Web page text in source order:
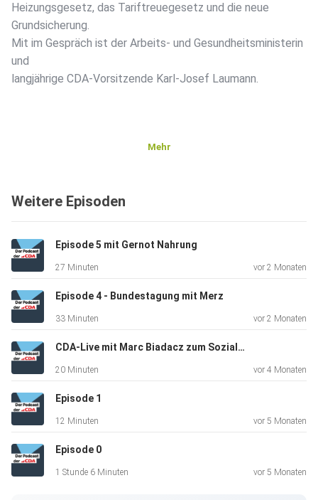
Heizungsgesetz, das Tariftreuegesetz und die neue
Grundsicherung.
Mit im Gespräch ist der Arbeits- und Gesundheitsministerin
und
langjährige CDA-Vorsitzende Karl-Josef Laumann.
Mehr
Weitere Episoden
Episode 5 mit Gernot Nahrung
27 Minuten vor 2 Monaten
Episode 4 - Bundestagung mit Merz
33 Minuten vor 2 Monaten
CDA-Live mit Marc Biadacz zum Sozialstaat
20 Minuten vor 4 Monaten
Episode 1
12 Minuten vor 5 Monaten
Episode 0
1 Stunde 6 Minuten vor 5 Monaten